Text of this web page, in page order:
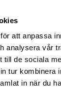
att anpassa
analysera vår
till de sociala
tur kombinera
in när du